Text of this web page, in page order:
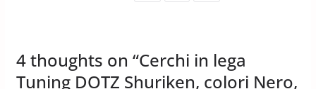
4 thoughts on “Cerchi in lega
Tuning DOTZ Shuriken, colori Nero,